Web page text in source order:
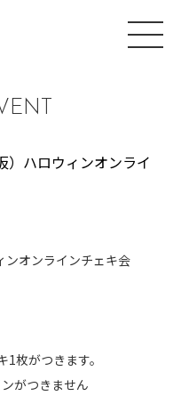
）ハロウィンオンライ
ンオンラインチェキ会
枚がつきます。
がつきません